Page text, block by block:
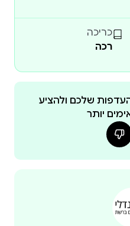
כריכה
רכה
שלכם ולהציע
יותר